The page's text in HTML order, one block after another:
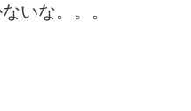
いな。。。